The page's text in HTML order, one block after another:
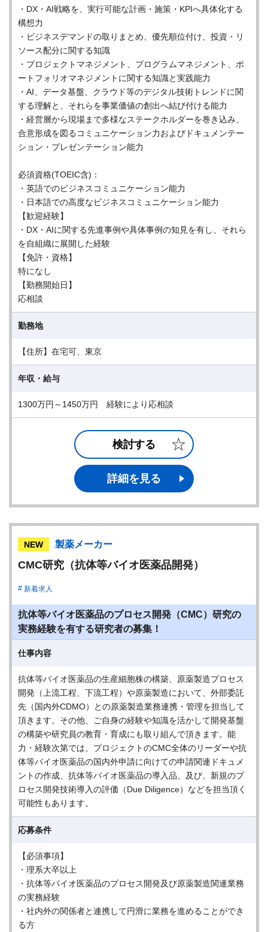
・DX・AI戦略を、実行可能な計画・施策・KPIへ具体化する
構想力
・ビジネスデマンドの取りまとめ、優先順位付け、投資・リ
ソース配分に関する知識
・プロジェクトマネジメント、プログラムマネジメント、ポ
ートフォリオマネジメントに関する知識と実践能力
・AI、データ基盤、クラウド等のデジタル技術トレンドに関
する理解と、それらを事業価値の創出へ結び付ける能力
・経営層から現場まで多様なステークホルダーを巻き込み、
合意形成を図るコミュニケーション力およびドキュメンテー
ション・プレゼンテーション能力
必須資格(TOEIC含)：
・英語でのビジネスコミュニケーション能力
・日本語での高度なビジネスコミュニケーション能力
【歓迎経験】
・DX・AIに関する先進事例や具体事例の知見を有し、それら
を自組織に展開した経験
【免許・資格】
特になし
【勤務開始日】
応相談
勤務地
【住所】在宅可、東京
年収・給与
1300万円～1450万円 経験により応相談
検討する
詳細を見る
NEW 製薬メーカー
CMC研究（抗体等バイオ医薬品開発）
新着求人
抗体等バイオ医薬品のプロセス開発（CMC）研究の
実務経験を有する研究者の募集！
仕事内容
抗体等バイオ医薬品の生産細胞株の構築、原薬製造プロセス
開発（上流工程、下流工程）や原薬製造において、外部委託
先（国内外CDMO）との原薬製造業務連携・管理を担当して
頂きます。その他、ご自身の経験や知識を活かして開発基盤
の構築や研究員の教育・育成にも取り組んで頂きます。能
力・経験次第では、プロジェクトのCMC全体のリーダーや抗
体等バイオ医薬品の国内外申請に向けての申請関連ドキュメ
ントの作成、抗体等バイオ医薬品の導入品、及び、新規のプ
ロセス開発技術導入の評価（Due Diligence）などを担当頂く
可能性もあります。
応募条件
【必須事項】
・理系大卒以上
・抗体等バイオ医薬品のプロセス開発及び原薬製造関連業務
の実務経験
・社内外の関係者と連携して円滑に業務を進めることができ
る方